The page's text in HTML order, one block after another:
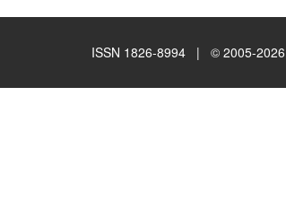
ISSN 1826-8994 | © 2005-2026,